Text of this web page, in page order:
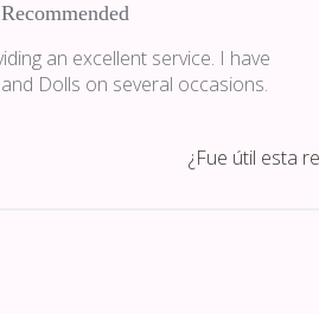
Recommended
an excellent service. I have
Dolls on several occasions.
¿Fue útil esta